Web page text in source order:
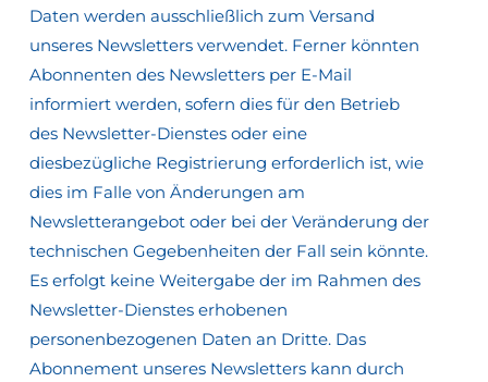
Daten werden ausschließlich zum Versand
unseres Newsletters verwendet. Ferner könnten
Abonnenten des Newsletters per E-Mail
informiert werden, sofern dies für den Betrieb
des Newsletter-Dienstes oder eine
diesbezügliche Registrierung erforderlich ist, wie
dies im Falle von Änderungen am
Newsletterangebot oder bei der Veränderung der
technischen Gegebenheiten der Fall sein könnte.
Es erfolgt keine Weitergabe der im Rahmen des
Newsletter-Dienstes erhobenen
personenbezogenen Daten an Dritte. Das
Abonnement unseres Newsletters kann durch